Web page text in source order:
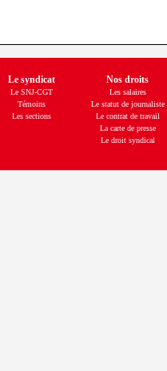
Le syndicat Nos droits
Le SNJ-CGT
Témoins
Les sections
Les salaires
Le statut de journaliste
Le contrat de travail
La carte de presse
Le droit syndical